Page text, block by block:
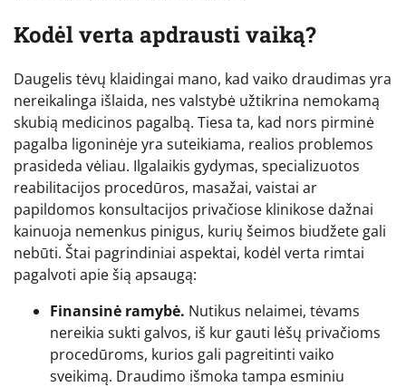
Kodėl verta apdrausti vaiką?
Daugelis tėvų klaidingai mano, kad vaiko draudimas yra
nereikalinga išlaida, nes valstybė užtikrina nemokamą
skubią medicinos pagalbą. Tiesa ta, kad nors pirminė
pagalba ligoninėje yra suteikiama, realios problemos
prasideda vėliau. Ilgalaikis gydymas, specializuotos
reabilitacijos procedūros, masažai, vaistai ar
papildomos konsultacijos privačiose klinikose dažnai
kainuoja nemenkus pinigus, kurių šeimos biudžete gali
nebūti. Štai pagrindiniai aspektai, kodėl verta rimtai
pagalvoti apie šią apsaugą:
Finansinė ramybė. Nutikus nelaimei, tėvams
nereikia sukti galvos, iš kur gauti lėšų privačioms
procedūroms, kurios gali pagreitinti vaiko
sveikimą. Draudimo išmoka tampa esminiu